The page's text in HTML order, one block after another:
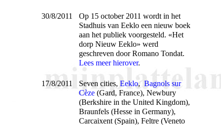
30/8/2011
Op 15 october 2011 wordt in het
Stadhuis van Eeklo een nieuw boek
aan het publiek voorgesteld. «Het
dorp Nieuw Eeklo» werd
geschreven door Romano Tondat.
Lees meer hierover.
17/8/2011 Seven cities, Eeklo, Bagnols sur
Cèze(Gard, France), Newbury
(Berkshire in the United Kingdom),
Braunfels (Hesse in Germany),
Carcaixent (Spain), Feltre (Veneto